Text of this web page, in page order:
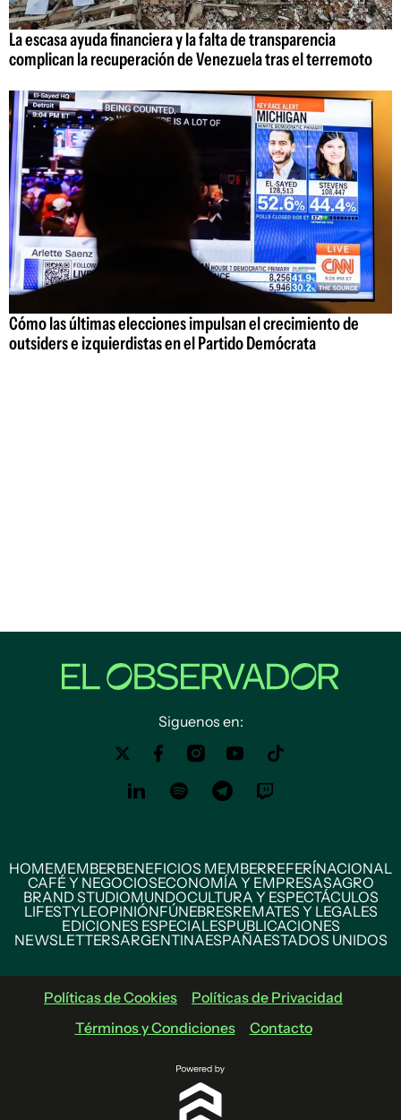
La escasa ayuda financiera y la falta de transparencia
complican la recuperación de Venezuela tras el terremoto
Cómo las últimas elecciones impulsan el crecimiento de
outsiders e izquierdistas en el Partido Demócrata
Siguenos en:
HOMEMEMBERBENEFICIOS MEMBERREFERÍNACIONAL
CAFÉ Y NEGOCIOSECONOMÍA Y EMPRESASAGRO
BRAND STUDIOMUNDOCULTURA Y ESPECTÁCULOS
LIFESTYLEOPINIÓNFÚNEBRESREMATES Y LEGALES
EDICIONES ESPECIALESPUBLICACIONES
NEWSLETTERSARGENTINAESPAÑAESTADOS UNIDOS
Políticas de Cookies
Políticas de Privacidad
Términos y Condiciones
Contacto